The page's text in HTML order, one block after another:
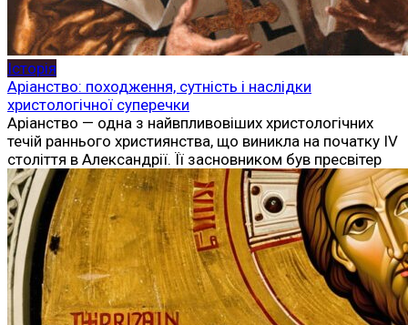
Історія
Аріанство: походження, сутність і наслідки
христологічної суперечки
Аріанство — одна з найвпливовіших христологічних
течій раннього християнства, що виникла на початку IV
століття в Александрії. Її засновником був пресвітер